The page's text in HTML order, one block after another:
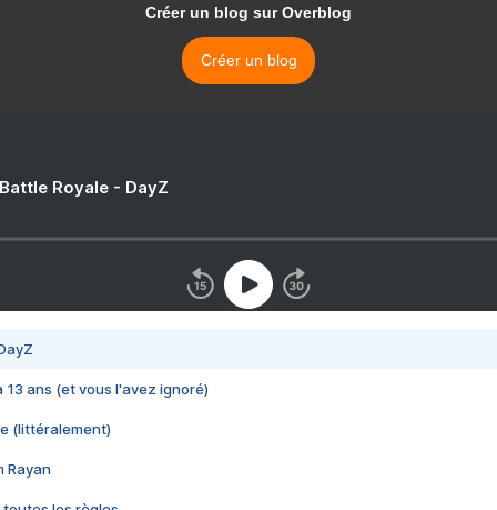
Créer un blog sur Overblog
Créer un blog
Royale - DayZ
13 ans (et vous l'avez ignoré)
(littéralement)
Rayan